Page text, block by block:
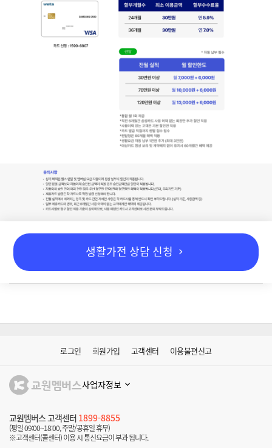
생활가전 상담 신청
로그인 회원가입 고객센터 이용불편신고
사업자정보
교원멤버스 고객센터 1899-8855
(평일 09:00~18:00, 주말/공휴일 휴무)
※고객센터(콜센터) 이용 시 통신요금이 부과 됩니다.